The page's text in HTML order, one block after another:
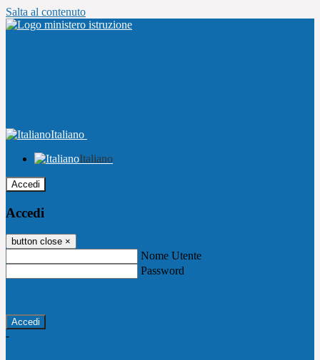
Salta al contenuto
Italiano
Italiano
Accedi
Accedi
button close ×
Nome Utente
Password
-